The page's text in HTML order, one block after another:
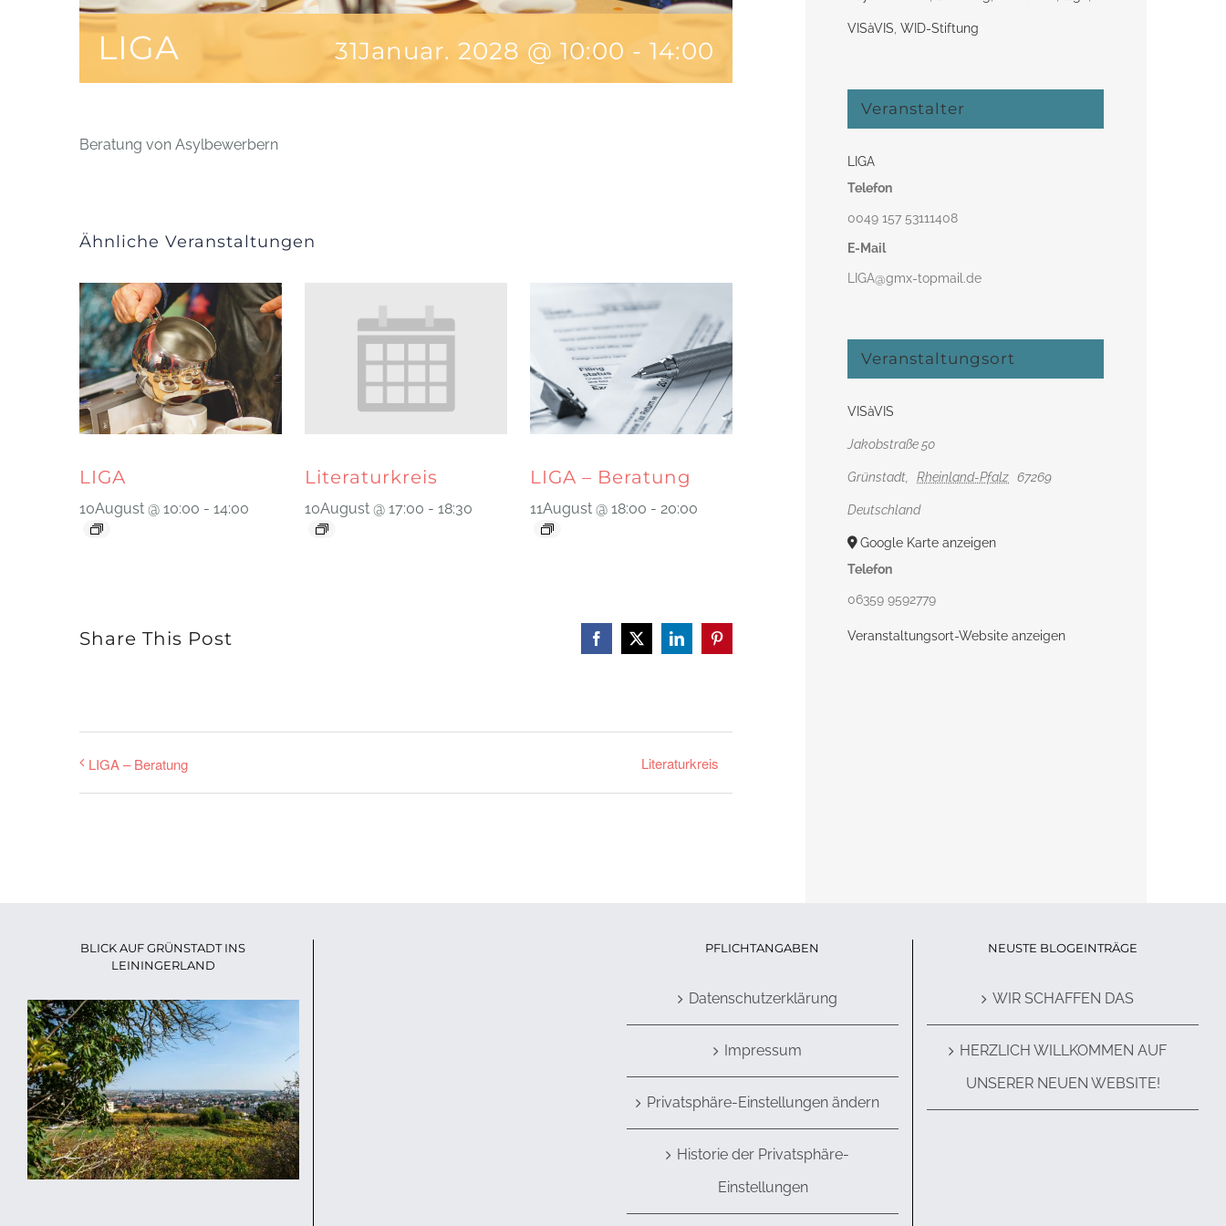
LIGA 31Januar. 2028 @ 10:00 - 14:00
Beratung von Asylbewerbern
Ähnliche Veranstaltungen
LIGA
10August @ 10:00 - 14:00
Literaturkreis
10August @ 17:00 - 18:30
LIGA – Beratung
11August @ 18:00 - 20:00
Share This Post Facebook
X LinkedInPinterest
LIGA – Beratung Literaturkreis
VISàVIS ,WID-Stiftung
Veranstalter
LIGA
Telefon
0049 157 53111408‬
E-Mail
LIGA@gmx-topmail.de
Veranstaltungsort
VISàVIS
Jakobstraße 50
Grünstadt Rheinland-Pfalz 67269
Deutschland
Google Karte anzeigen
Telefon
06359 9592779
Veranstaltungsort-Website anzeigen
BLICK AUF GRÜNSTADT INS
LEININGERLAND
PFLICHTANGABEN
Datenschutzerklärung
Impressum
Privatsphäre-Einstellungen ändern
Historie der Privatsphäre-
Einstellungen
NEUSTE BLOGEINTRÄGE
WIR SCHAFFEN DAS
HERZLICH WILLKOMMEN AUF
UNSERER NEUEN WEBSITE!